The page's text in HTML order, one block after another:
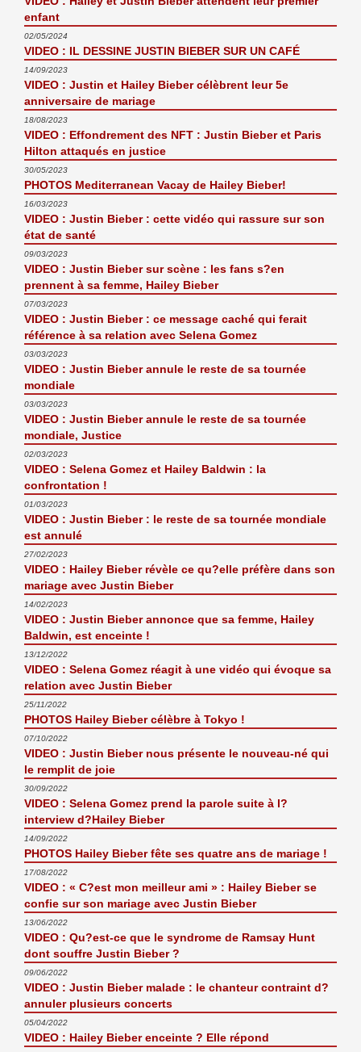
enfant
02/05/2024
VIDEO : IL DESSINE JUSTIN BIEBER SUR UN CAFÉ
14/09/2023
VIDEO : Justin et Hailey Bieber célèbrent leur 5e
anniversaire de mariage
18/08/2023
VIDEO : Effondrement des NFT : Justin Bieber et Paris
Hilton attaqués en justice
30/05/2023
PHOTOS Mediterranean Vacay de Hailey Bieber!
16/03/2023
VIDEO : Justin Bieber : cette vidéo qui rassure sur son
état de santé
09/03/2023
VIDEO : Justin Bieber sur scène : les fans s?en
prennent à sa femme, Hailey Bieber
07/03/2023
VIDEO : Justin Bieber : ce message caché qui ferait
référence à sa relation avec Selena Gomez
03/03/2023
VIDEO : Justin Bieber annule le reste de sa tournée
mondiale
03/03/2023
VIDEO : Justin Bieber annule le reste de sa tournée
mondiale, Justice
02/03/2023
VIDEO : Selena Gomez et Hailey Baldwin : la
confrontation !
01/03/2023
VIDEO : Justin Bieber : le reste de sa tournée mondiale
est annulé
27/02/2023
VIDEO : Hailey Bieber révèle ce qu?elle préfère dans son
mariage avec Justin Bieber
14/02/2023
VIDEO : Justin Bieber annonce que sa femme, Hailey
Baldwin, est enceinte !
13/12/2022
VIDEO : Selena Gomez réagit à une vidéo qui évoque sa
relation avec Justin Bieber
25/11/2022
PHOTOS Hailey Bieber célèbre à Tokyo !
07/10/2022
VIDEO : Justin Bieber nous présente le nouveau-né qui
le remplit de joie
30/09/2022
VIDEO : Selena Gomez prend la parole suite à l?
interview d?Hailey Bieber
14/09/2022
PHOTOS Hailey Bieber fête ses quatre ans de mariage !
17/08/2022
VIDEO : « C?est mon meilleur ami » : Hailey Bieber se
confie sur son mariage avec Justin Bieber
13/06/2022
VIDEO : Qu?est-ce que le syndrome de Ramsay Hunt
dont souffre Justin Bieber ?
09/06/2022
VIDEO : Justin Bieber malade : le chanteur contraint d?
annuler plusieurs concerts
05/04/2022
VIDEO : Hailey Bieber enceinte ? Elle répond